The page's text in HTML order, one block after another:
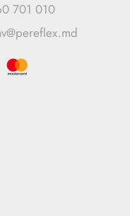
701 010